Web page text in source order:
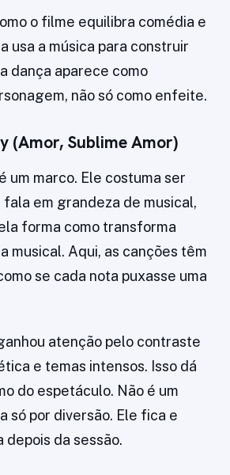
o filme equilibra comédia e
usa a música para construir
dança aparece como
não só como enfeite.
(Amor, Sublime Amor)
um marco. Ele costuma ser
em grandeza de musical,
forma como transforma
musical. Aqui, as canções têm
se cada nota puxasse uma
atenção pelo contraste
e temas intensos. Isso dá
do espetáculo. Não é um
só por diversão. Ele fica e
depois da sessão.